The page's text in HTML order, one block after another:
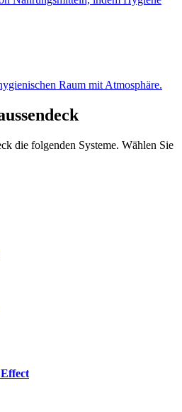
Raum mit Atmosphäre.
die folgenden Systeme. Wählen Sie